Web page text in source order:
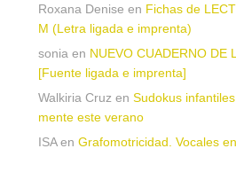
Roxana Denise en Fichas de
M (Letra ligada e imprenta)
sonia en NUEVO CUADERNO DE
[Fuente ligada e imprenta]
Walkiria Cruz en Sudokus
mente este verano
ISAen Grafomotricidad. Vocales